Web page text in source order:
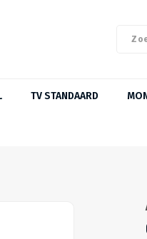
TV STANDAARD